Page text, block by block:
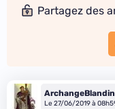
Partagez des
ArchangeBlandin
Le 27/06/2019 à